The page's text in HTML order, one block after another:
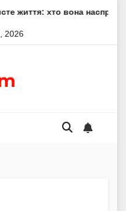
вона насправді
2026